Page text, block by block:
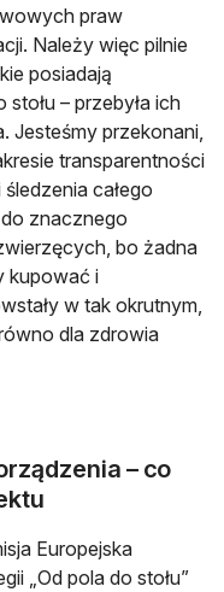
praw
Należy więc pilnie
posiadają
– przebyła ich
Jesteśmy przekonani,
transparentności
całego
znacznego
bo żadna
kupować i
w tak okrutnym,
dla zdrowia
– co
Europejska
„Od pola do stołu”